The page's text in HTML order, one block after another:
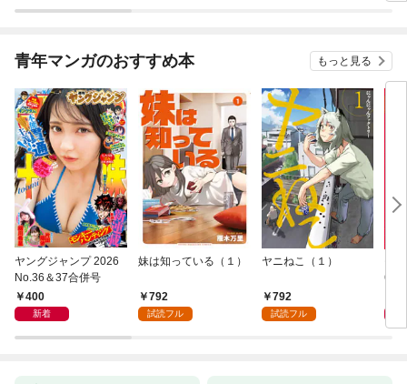
青年マンガのおすすめ本 もっと見る
ヤングジャンプ 2026
No.36＆37合併号
400
新着
妹は知っている（１）
792
試読フル
ヤニねこ（１）
792
試読フル
6・